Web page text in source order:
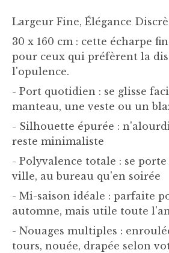
Largeur Fine, Élégance
30 x 160 cm : cette écharpe
pour ceux qui préfèrent la
l'opulence.
- Port quotidien : se glisse
manteau, une veste ou un
- Silhouette épurée :
reste minimaliste
- Polyvalence totale : se
ville, au bureau qu'en soirée
- Mi-saison idéale : parfaite
automne, mais utile toute
- Nouages multiples :
tours, nouée, drapée selon